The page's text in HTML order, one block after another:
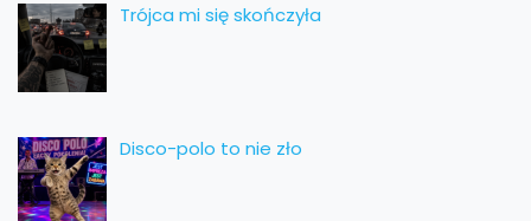
Trójca mi się skończyła
Disco-polo to nie zło